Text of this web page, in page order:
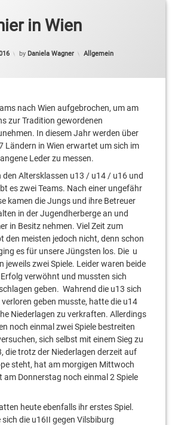
in Wien
by Daniela Wagner Categories:
Allgemein
nach Wien aufgebrochen, um am
zur Tradition gewordenen
In diesem Jahr werden über
Ländern in Wien erwartet um sich im
Leder zu messen.
den Altersklassen u13 / u14 / u16 und
es zwei Teams. Nach einer ungefähr
kamen die Jungs und ihre Betreuer
in der Jugendherberge an und
in Besitz nehmen. Viel Zeit zum
den meisten jedoch nicht, denn schon
es für unsere Jüngsten los. Die u
jeweils zwei Spiele. Leider waren beide
verwöhnt und mussten sich
geben. Wahrend die u13 sich
geben musste, hatte die u14
Niederlagen zu verkraften. Allerdings
noch einmal zwei Spiele bestreiten
sich selbst mit einem Sieg zu
die trotz der Niederlagen derzeit auf
steht, hat am morgigen Mittwoch
am Donnerstag noch einmal 2 Spiele
heute ebenfalls ihr erstes Spiel.
die u16II gegen Vilsbiburg